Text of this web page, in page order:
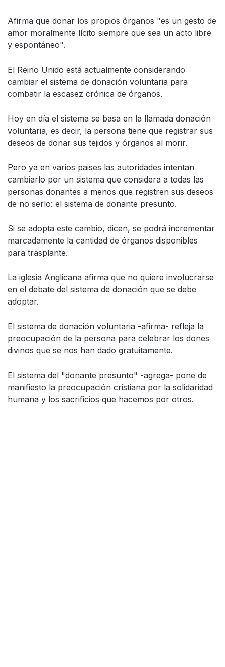
Afirma que donar los propios órganos "es un gesto de
amor moralmente lícito siempre que sea un acto libre
y espontáneo".
El Reino Unido está actualmente considerando
cambiar el sistema de donación voluntaria para
combatir la escasez crónica de órganos.
Hoy en día el sistema se basa en la llamada donación
voluntaria, es decir, la persona tiene que registrar sus
deseos de donar sus tejidos y órganos al morir.
Pero ya en varios paises las autoridades intentan
cambiarlo por un sistema que considera a todas las
personas donantes a menos que registren sus deseos
de no serlo: el sistema de donante presunto.
Si se adopta este cambio, dicen, se podrá incrementar
marcadamente la cantidad de órganos disponibles
para trasplante.
La iglesia Anglicana afirma que no quiere involucrarse
en el debate del sistema de donación que se debe
adoptar.
El sistema de donación voluntaria -afirma- refleja la
preocupación de la persona para celebrar los dones
divinos que se nos han dado gratuitamente.
El sistema del "donante presunto" -agrega- pone de
manifiesto la preocupación cristiana por la solidaridad
humana y los sacrificios que hacemos por otros.